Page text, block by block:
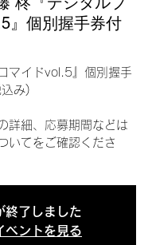
』個別握手券付
マイドvol.5』個別握手
み)
詳細、応募期間などは
いてをご確認くださ
終了しました
ベントを見る